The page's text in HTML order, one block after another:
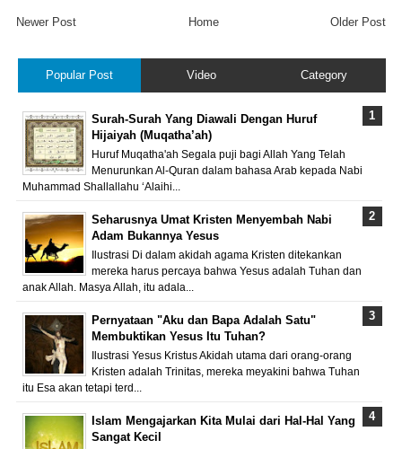
Newer Post Older Post
Home
Popular Post Video Category
Surah-Surah Yang Diawali Dengan Huruf
Hijaiyah (Muqatha’ah)
Huruf Muqatha'ah Segala puji bagi Allah Yang Telah
Menurunkan Al-Quran dalam bahasa Arab kepada Nabi
Muhammad Shallallahu ‘Alaihi...
Seharusnya Umat Kristen Menyembah Nabi
Adam Bukannya Yesus
Ilustrasi Di dalam akidah agama Kristen ditekankan
mereka harus percaya bahwa Yesus adalah Tuhan dan
anak Allah. Masya Allah, itu adala...
Pernyataan "Aku dan Bapa Adalah Satu"
Membuktikan Yesus Itu Tuhan?
Ilustrasi Yesus Kristus Akidah utama dari orang-orang
Kristen adalah Trinitas, mereka meyakini bahwa Tuhan
itu Esa akan tetapi terd...
Islam Mengajarkan Kita Mulai dari Hal-Hal Yang
Sangat Kecil